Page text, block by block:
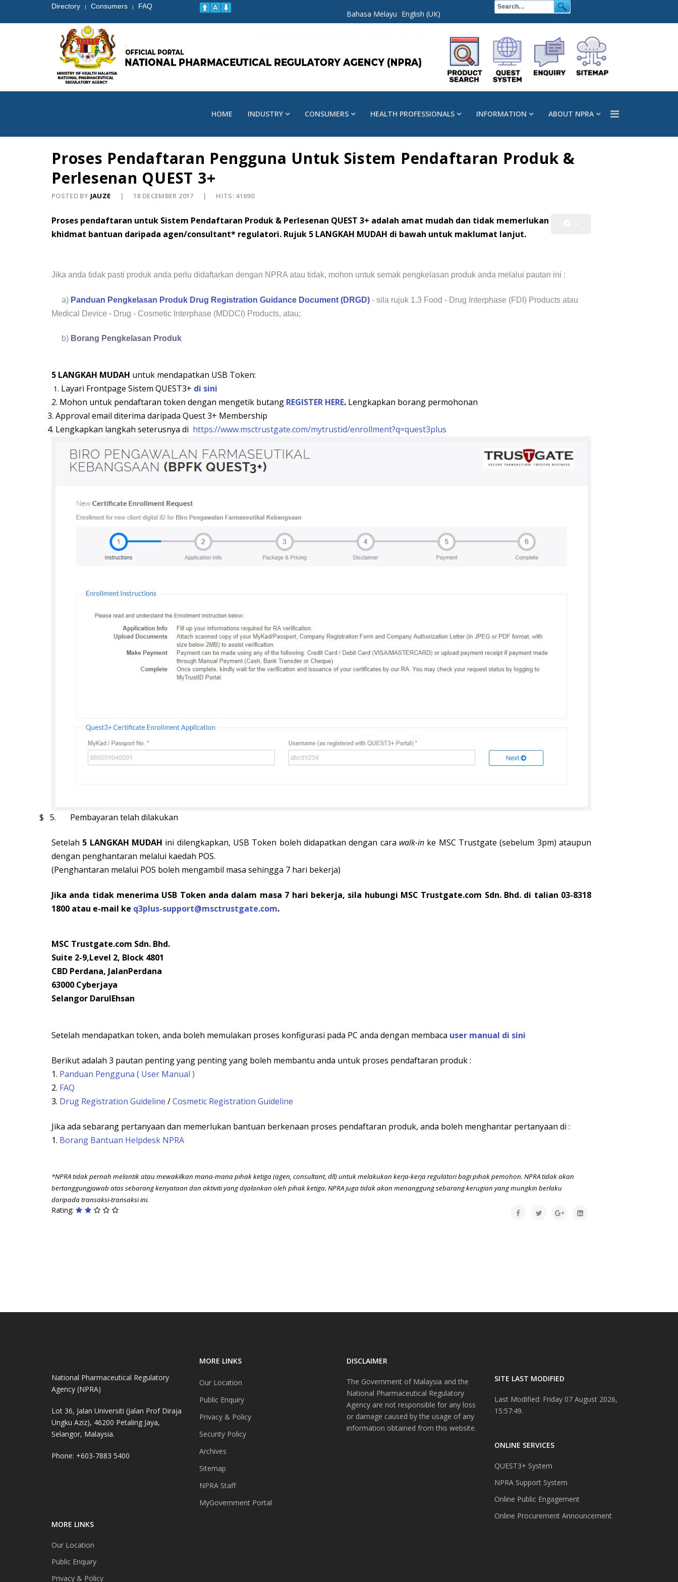
Directory | Consumers | FAQ
Bahasa Melayu English (UK)
HOME INDUSTRY CONSUMERS HEALTH PROFESSIONALS INFORMATION ABOUT NPRA
Proses Pendaftaran Pengguna Untuk Sistem Pendaftaran Produk &
Perlesenan QUEST 3+
POSTED BY JAUZE 18 DECEMBER 2017 HITS: 41690
Proses pendaftaran untuk Sistem Pendaftaran Produk & Perlesenan QUEST 3+ adalah amat mudah dan tidak memerlukan
khidmat bantuan daripada agen/consultant* regulatori. Rujuk 5 LANGKAH MUDAH di bawah untuk maklumat lanjut.
Jika anda tidak pasti produk anda perlu didaftarkan dengan NPRA atau tidak, mohon untuk semak pengkelasan produk anda melalui pautan ini :
a) Panduan Pengkelasan Produk Drug Registration Guidance Document (DRGD) - sila rujuk 1.3 Food - Drug Interphase (FDI) Products atau
Medical Device - Drug - Cosmetic Interphase (MDDCI) Products, atau;
b) Borang Pengkelasan Produk
5 LANGKAH MUDAH untuk mendapatkan USB Token:
1. Layari Frontpage Sistem QUEST3+ di sini
2. Mohon untuk pendaftaran token dengan mengetik butang REGISTER HERE. Lengkapkan borang permohonan
3. Approval email diterima daripada Quest 3+ Membership
4. Lengkapkan langkah seterusnya di https://www.msctrustgate.com/mytrustid/enrollment?q=quest3plus
$ 5. Pembayaran telah dilakukan
Setelah 5 LANGKAH MUDAH ini dilengkapkan, USB Token boleh didapatkan dengan cara walk-in ke MSC Trustgate (sebelum 3pm) ataupun
dengan penghantaran melalui kaedah POS.
(Penghantaran melalui POS boleh mengambil masa sehingga 7 hari bekerja)
Jika anda tidak menerima USB Token anda dalam masa 7 hari bekerja, sila hubungi MSC Trustgate.com Sdn. Bhd. di talian 03-8318
1800 atau e-mail ke q3plus-support@msctrustgate.com.
MSC Trustgate.com Sdn. Bhd.
Suite 2-9,Level 2, Block 4801
CBD Perdana, JalanPerdana
63000 Cyberjaya
Selangor DarulEhsan
Setelah mendapatkan token, anda boleh memulakan proses konfigurasi pada PC anda dengan membaca user manual di sini
Berikut adalah 3 pautan penting yang penting yang boleh membantu anda untuk proses pendaftaran produk :
1. Panduan Pengguna ( User Manual )
2. FAQ
3. Drug Registration Guideline /Cosmetic Registration Guideline
Jika ada sebarang pertanyaan dan memerlukan bantuan berkenaan proses pendaftaran produk, anda boleh menghantar pertanyaan di :
1. Borang Bantuan Helpdesk NPRA
*NPRA tidak pernah melantik atau mewakilkan mana-mana pihak ketiga (agen, consultant, dll) untuk melakukan kerja-kerja regulatori bagi pihak pemohon. NPRA tidak akan
bertanggungjawab atas sebarang kenyataan dan aktiviti yang dijalankan oleh pihak ketiga. NPRA juga tidak akan menanggung sebarang kerugian yang mungkin berlaku
daripada transaksi-transaksi ini.
Rating:
National Pharmaceutical Regulatory
Agency (NPRA)
Lot 36, Jalan Universiti (Jalan Prof Diraja
Ungku Aziz), 46200 Petaling Jaya,
Selangor, Malaysia.
Phone: +603-7883 5400
MORE LINKS
Our Location
Public Enquiry
Privacy & Policy
MORE LINKS
Our Location
Public Enquiry
Privacy & Policy
Security Policy
Archives
Sitemap
NPRA Staff
MyGovernment Portal
DISCLAIMER
The Government of Malaysia and the
National Pharmaceutical Regulatory
Agency are not responsible for any loss
or damage caused by the usage of any
information obtained from this website.
SITE LAST MODIFIED
Last Modified: Friday 07 August 2026,
15:57:49.
ONLINE SERVICES
QUEST3+ System
NPRA Support System
Online Public Engagement
Online Procurement Announcement